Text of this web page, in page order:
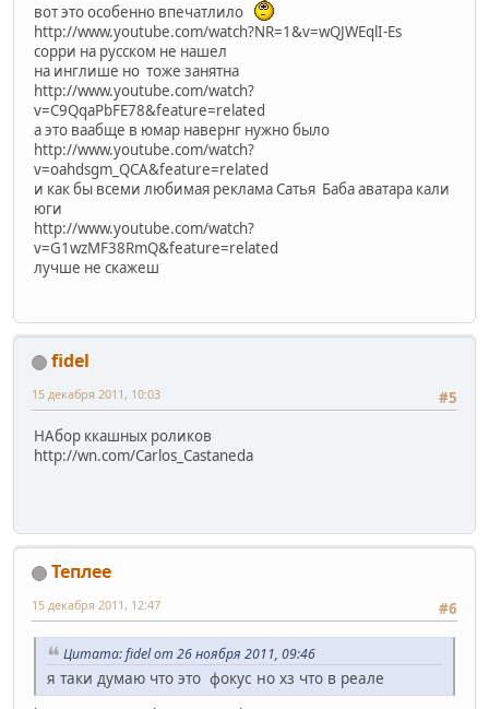
вот это особенно впечатлило
http://www.youtube.com/watch?NR=1&v=wQJWEqlI-Es
сорри на русском не нашел
на инглише но тоже занятна
http://www.youtube.com/watch?
v=C9QqaPbFE78&feature=related
а это ваабще в юмар навернг нужно было
http://www.youtube.com/watch?
v=oahdsgm_QCA&feature=related
и как бы всеми любимая реклама Сатья Баба аватара кали
юги
http://www.youtube.com/watch?
v=G1wzMF38RmQ&feature=related
лучше не скажеш
fidel
#5
15 декабря 2011, 10:03
НАбор ккашных роликов
http://wn.com/Carlos_Castaneda
Теплее
#6
15 декабря 2011, 12:47
Цитата: fidel от 26 ноября 2011, 09:46
я таки думаю что это фокус но хз что в реале